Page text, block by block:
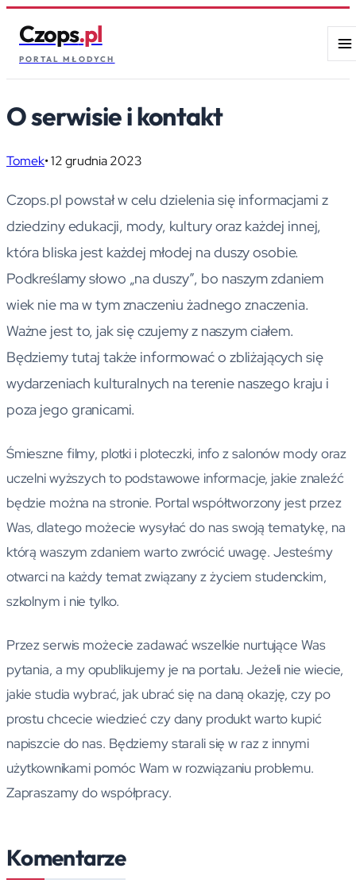
Czops.pl
PORTAL MŁODYCH
O serwisie i kontakt
Tomek•12 grudnia 2023
Czops.pl powstał w celu dzielenia się informacjami z
dziedziny edukacji, mody, kultury oraz każdej innej,
która bliska jest każdej młodej na duszy osobie.
Podkreślamy słowo „na duszy”, bo naszym zdaniem
wiek nie ma w tym znaczeniu żadnego znaczenia.
Ważne jest to, jak się czujemy z naszym ciałem.
Będziemy tutaj także informować o zbliżających się
wydarzeniach kulturalnych na terenie naszego kraju i
poza jego granicami.
Śmieszne filmy, plotki i ploteczki, info z salonów mody oraz
uczelni wyższych to podstawowe informacje, jakie znaleźć
będzie można na stronie. Portal współtworzony jest przez
Was, dlatego możecie wysyłać do nas swoją tematykę, na
którą waszym zdaniem warto zwrócić uwagę. Jesteśmy
otwarci na każdy temat związany z życiem studenckim,
szkolnym i nie tylko.
Przez serwis możecie zadawać wszelkie nurtujące Was
pytania, a my opublikujemy je na portalu. Jeżeli nie wiecie,
jakie studia wybrać, jak ubrać się na daną okazję, czy po
prostu chcecie wiedzieć czy dany produkt warto kupić
napiszcie do nas. Będziemy starali się w raz z innymi
użytkownikami pomóc Wam w rozwiązaniu problemu.
Zapraszamy do współpracy.
Komentarze